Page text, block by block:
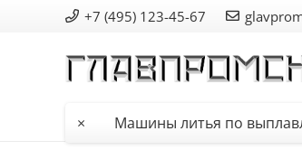
+7 (495) 123-45-67
× Машины литья по